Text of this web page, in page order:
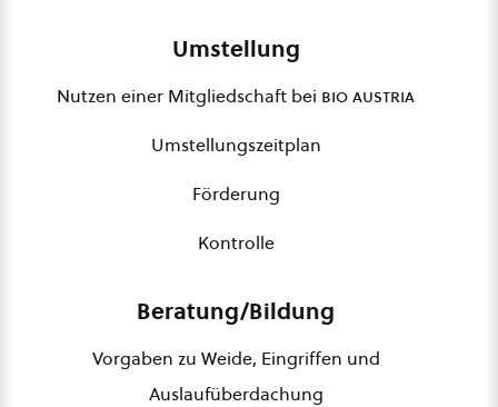
Umstellung
Nutzen einer Mitgliedschaft bei bio austria
Umstellungszeitplan
Förderung
Kontrolle
Beratung/Bildung
Vorgaben zu Weide, Eingriffen und
Auslaufüberdachung